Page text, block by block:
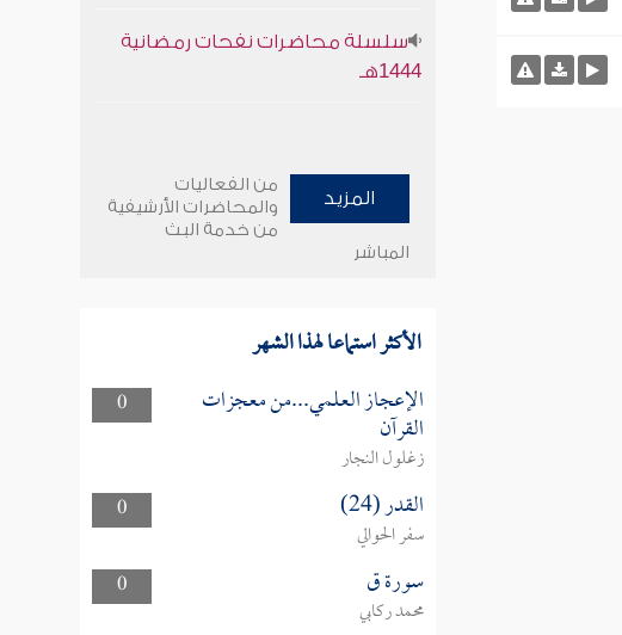
سلسلة محاضرات نفحات رمضانية
1444هـ
المزيد
من الفعاليات
والمحاضرات الأرشيفية
من خدمة البث
المباشر
الأكثر استماعا لهذا الشهر
0 الإعجاز العلمي...من معجزات
القرآن
زغلول النجار
0
القدر (24)
سفر الحوالي
0
سورة ق
محمد ركابي